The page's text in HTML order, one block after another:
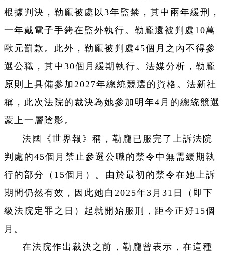
根據判決，勒龐被處以3年監禁，其中兩年緩刑，
一年戴電子手銬在監外執行。勒龐還被判處10萬
歐元罰款。此外，勒龐被判處45個月之內不得參
選公職，其中30個月緩期執行。法媒分析，勒龐
原則上具備參加2027年總統競選的資格。法新社
稱，此次法院的裁決為她參加明年4月的總統競選
蒙上一層陰影。
法國《世界報》稱，勒龐已服完了上訴法院
判處的45個月禁止參選公職的禁令中無需緩期執
行的部分（15個月）。由於最初的禁令在她上訴
期間仍然有效，因此她自2025年3月31日（即下
級法院定罪之日）起就開始服刑，距今正好15個
月。
在法院作出裁決之前，勒龐曾表示，在這種